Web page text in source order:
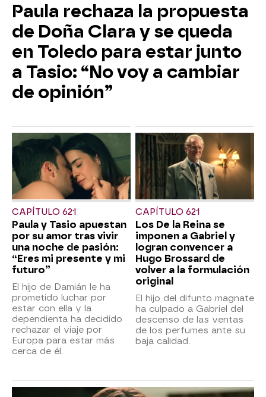
Paula rechaza la propuesta
de Doña Clara y se queda
en Toledo para estar junto
a Tasio: “No voy a cambiar
de opinión”
CAPÍTULO 621
Paula y Tasio apuestan
por su amor tras vivir
una noche de pasión:
“Eres mi presente y mi
futuro”
El hijo de Damián le ha
prometido luchar por
estar con ella y la
dependienta ha decidido
rechazar el viaje por
Europa para estar más
cerca de él.
CAPÍTULO 621
Los De la Reina se
imponen a Gabriel y
logran convencer a
Hugo Brossard de
volver a la formulación
original
El hijo del difunto magnate
ha culpado a Gabriel del
descenso de las ventas
de los perfumes ante su
baja calidad.